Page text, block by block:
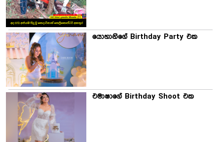
යොහානිගේ Birthday Party එක
එමාෂාගේ Birthday Shoot එක